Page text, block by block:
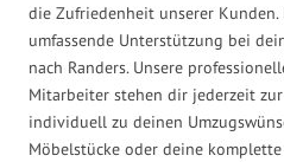
die Zufriedenheit unserer
umfassende Unterstützung bei
nach Randers. Unsere
Mitarbeiter stehen dir jederzeit
individuell zu deinen
Möbelstücke oder deine